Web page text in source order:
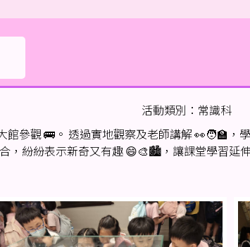
活動類別：常識科
參觀 🚌。 透過實地觀察及老師講解 👀🧑🏫，
，紛紛表示新奇又有趣 😄🎨🏙️，讓課堂學習延